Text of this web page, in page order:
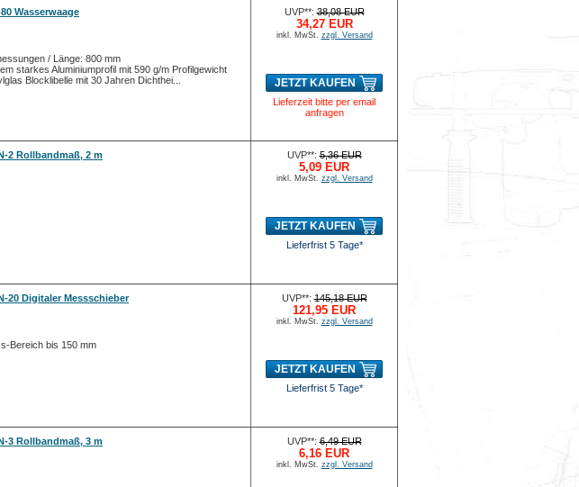
Wasserwaage
/ Länge: 800 mm
starkes Aluminiumprofil mit 590 g/m Profilgewicht
Blocklibelle mit 30 Jahren Dichthei...
UVP**:38,08 EUR
34,27 EUR
inkl. MwSt. zzgl. Versand
JETZT KAUFEN
Lieferzeit bitte per email
anfragen
2 Rollbandmaß, 2 m UVP**:5,36 EUR
5,09 EUR
inkl. MwSt. zzgl. Versand
JETZT KAUFEN
Lieferfrist 5 Tage*
20 Digitaler Messschieber
Bereich bis 150 mm
UVP**:145,18 EUR
121,95 EUR
inkl. MwSt. zzgl. Versand
JETZT KAUFEN
Lieferfrist 5 Tage*
3 Rollbandmaß, 3 m UVP**:6,49 EUR
6,16 EUR
inkl. MwSt. zzgl. Versand